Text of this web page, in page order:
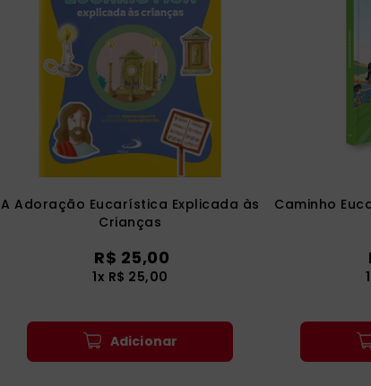
A Adoração Eucarística Explicada às
Crianças
R$ 25,00
1x R$ 25,00
Adicionar
Caminho
1